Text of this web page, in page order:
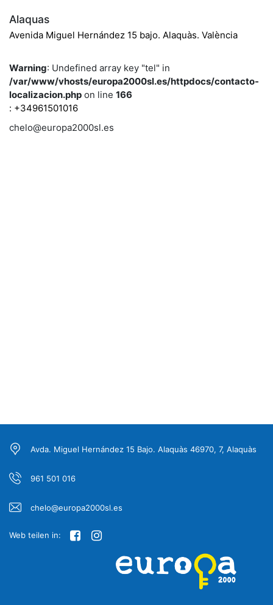
Alaquas
Avenida Miguel Hernández 15 bajo. Alaquàs. València
Warning: Undefined array key "tel" in
/var/www/vhosts/europa2000sl.es/httpdocs/contacto-
localizacion.php on line 166
: +34961501016
chelo@europa2000sl.es
Avda. Miguel Hernández 15 Bajo. Alaquàs 46970, 7, Alaquàs
961 501 016
chelo@europa2000sl.es
Web teilen in: